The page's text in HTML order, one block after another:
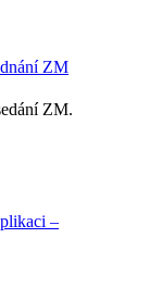
ZM
ZM.
–